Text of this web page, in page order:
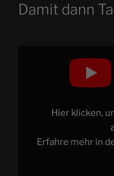
Damit dann
Damit
Hier klicken,
Erfahre mehr in